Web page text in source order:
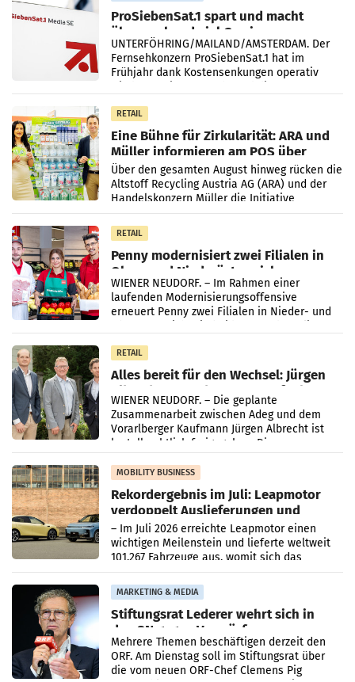
ProSiebenSat.1 spart und macht
überraschend viel Gewinn
UNTERFÖHRING/MAILAND/AMSTERDAM. Der
Fernsehkonzern ProSiebenSat.1 hat im
Frühjahr dank Kostensenkungen operativ
RETAIL
Eine Bühne für Zirkularität: ARA und
Müller informieren am POS über
Kreislauffähigkeit
Über den gesamten August hinweg rücken die
Altstoff Recycling Austria AG (ARA) und der
Handelskonzern Müller die Initiative
„Kreislauf-Helden“ in allen österreichischen
Müller-Filialen
RETAIL
Penny modernisiert zwei Filialen in
Ober- und Niederösterreich
WIENER NEUDORF. – Im Rahmen einer
laufenden Modernisierungsoffensive
erneuert Penny zwei Filialen in Nieder- und
RETAIL
Alles bereit für den Wechsel: Jürgen
Albrecht setzt ab 1.1.2027 auf Adeg
WIENER NEUDORF. – Die geplante
Zusammenarbeit zwischen Adeg und dem
Vorarlberger Kaufmann Jürgen Albrecht ist
kartellrechtlich freigegeben: Die
Bundeswettbewerbsbehörde und der
Bundeskartellanwalt
MOBILITY BUSINESS
Rekordergebnis im Juli: Leapmotor
verdoppelt Auslieferungen und
überschreitet die 100.000er-Marke
– Im Juli 2026 erreichte Leapmotor einen
wichtigen Meilenstein und lieferte weltweit
101.267 Fahrzeuge aus, womit sich das
Ergebnis gegenüber Juli 2025 mehr als
verdoppelte (+102
MARKETING & MEDIA
Stiftungsrat Lederer wehrt sich in
den SN gegen Vorwürfe
Mehrere Themen beschäftigen derzeit den
ORF. Am Dienstag soll im Stiftungsrat über
die vom neuen ORF-Chef Clemens Pig